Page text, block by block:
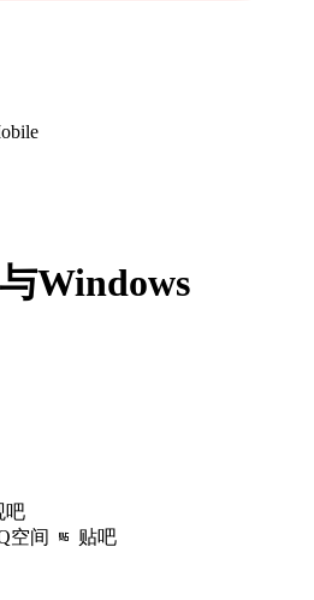
Windows
吧
空间 贴吧